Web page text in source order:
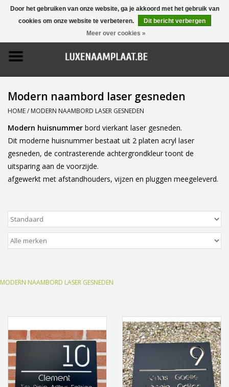
0 Artikelen - €0,00
Home
Promoties
Naamborden
Deurbellen
Huisnummers
Brievenbussen
Freesletters
Accessoires
Cadeaubonnen
Modern naambord laser
gesneden
Modern naambord laser gesneden
HOME/ MODERN NAAMBORD LASER GESNEDEN
Modern huisnummer bord vierkant laser gesneden.
Dit moderne huisnummer bestaat uit 2 platen acryl laser
gesneden, de contrasterende achtergrondkleur toont de
uitsparing aan de voorzijde.
afgewerkt met afstandhouders, vijzen en pluggen meegeleverd.
MODERN NAAMBORD LASER GESNEDEN
Door het gebruiken van onze website, ga je akkoord met het gebruik van
cookies om onze website te verbeteren.
Dit bericht verbergen
Meer over cookies »